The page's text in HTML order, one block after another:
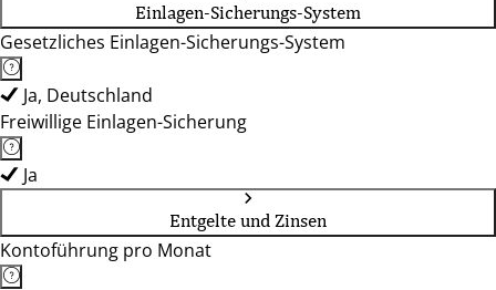
Einlagen-Sicherungs-System
Gesetzliches Einlagen-Sicherungs-System
Ja, Deutschland
Freiwillige Einlagen-Sicherung
Ja
Entgelte und Zinsen
Kontoführung pro Monat